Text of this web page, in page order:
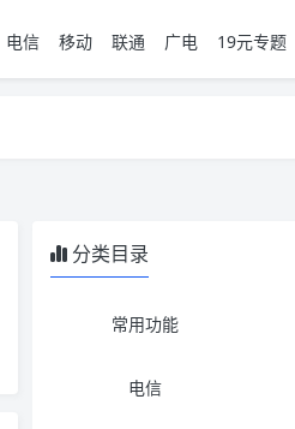
电信 移动 联通 广电 19元专题
分类目录
常用功能
电信